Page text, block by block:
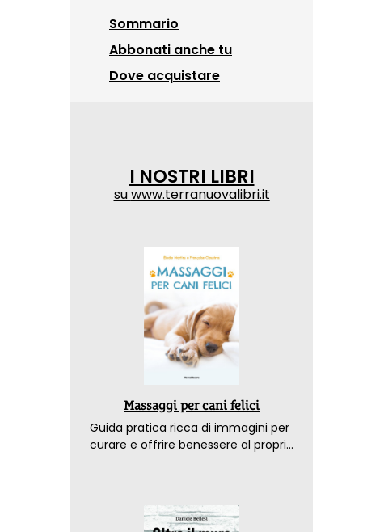
Sommario
Abbonati anche tu
Dove acquistare
I NOSTRI LIBRI
suwww.terranuovalibri.it
Massaggi per cani felici
Guida pratica ricca di immagini per
curare e offrire benessere al proprio